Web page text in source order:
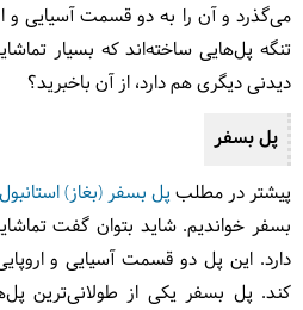
می‌گذرد و آن را به دو قسمت آسیایی و
تنگه پل‌هایی ساخته‌اند که بسیار
دیدنی دیگری هم دارد، از آن باخبرید؟
پل بسفر
پیشتر در مطلبپل بسفر (بغاز)
بسفر خواندیم. شاید بتوان گفت
دارد. این پل دو قسمت آسیایی و
کند. پل بسفر یکی از طولانی‌ترین